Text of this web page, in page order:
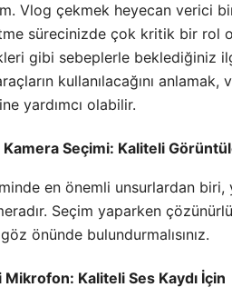
Vlog çekmek heyecan verici
sürecinizde çok kritik bir rol
gibi sebeplerle beklediğiniz
kullanılacağını
yardımcı olabilir.
Kamera Seçimi: Kaliteli
en önemli unsurlardan
Seçim yaparken
önünde bulundurmalısınız.
Mikrofon: Kaliteli Ses Kaydı İçin